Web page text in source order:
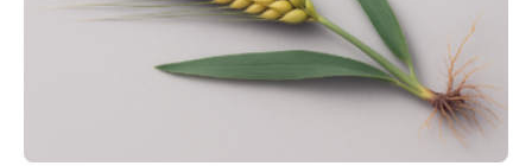
bringt ökologische Herausforderungen mit sich:
Bodenerosion, Nährstoffauswaschung und…